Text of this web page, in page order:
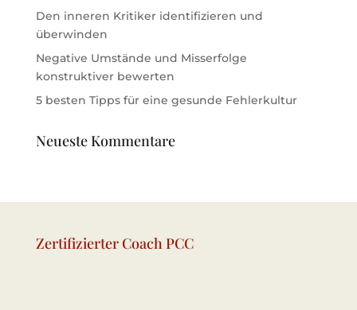
Den inneren Kritiker identifizieren und
überwinden
Negative Umstände und Misserfolge
konstruktiver bewerten
5 besten Tipps für eine gesunde Fehlerkultur
Neueste Kommentare
Zertifizierter Coach PCC